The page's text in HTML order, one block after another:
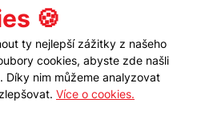
Sledujte nás
🍪
ty nejlepší zážitky z našeho
cookies, abyste zde našli
Díky nim můžeme analyzovat
Více o cookies.